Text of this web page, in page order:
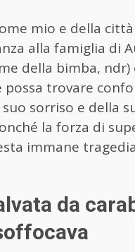
mio e della
alla famiglia di
della bimba, ndr)
possa trovare
sorriso e della
la forza di
immane
da